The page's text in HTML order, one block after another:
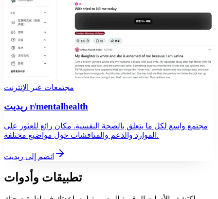
مجتمعات عبر الإنترنت
ريديت r/mentalhealth
مجتمع واسع لكل ما يتعلق بالصحة النفسية. مكان رائع للعثور على
الموارد والدعم والمناقشات حول مواضيع مختلفة.
انضم إلى ريديت
تطبيقات وأدوات